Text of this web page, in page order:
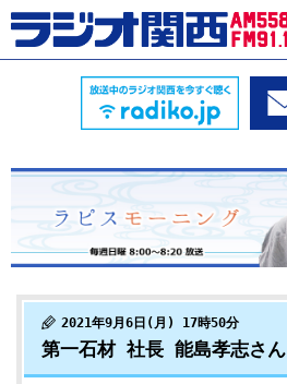
2021年9月6日(月) 17時50分
第一石材 社長 能島孝志さん